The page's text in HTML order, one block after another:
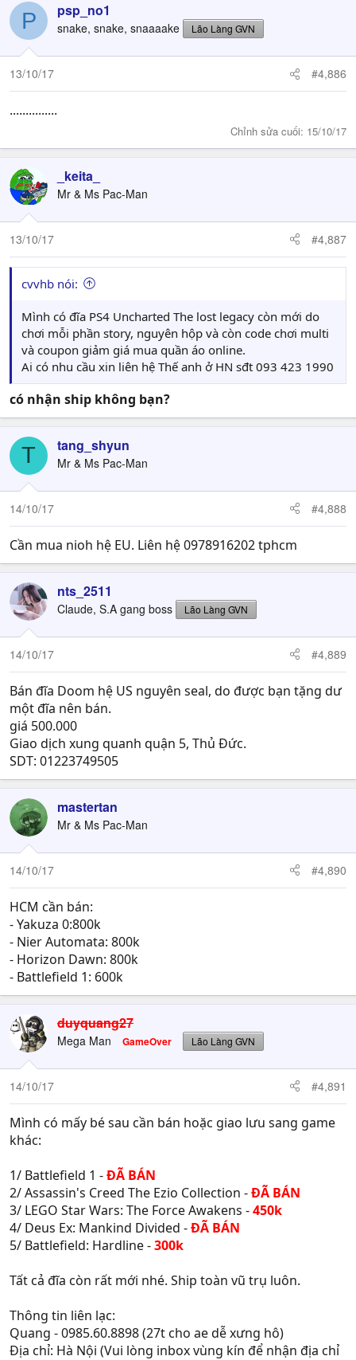
P psp_no1
snake, snake, snaaaake Lão Làng GVN
13/10/17 #4,886
...............
Chỉnh sửa cuối: 15/10/17
_keita_
Mr & Ms Pac-Man
13/10/17 #4,887
cvvhb nói:
Mình có đĩa PS4 Uncharted The lost legacy còn mới do
chơi mỗi phần story, nguyên hộp và còn code chơi multi
và coupon giảm giá mua quần áo online.
Ai có nhu cầu xin liên hệ Thế anh ở HN sđt 093 423 1990
có nhận ship không bạn?
T tang_shyun
Mr & Ms Pac-Man
14/10/17 #4,888
Cần mua nioh hệ EU. Liên hệ 0978916202 tphcm
nts_2511
Claude, S.A gang boss Lão Làng GVN
14/10/17 #4,889
Bán đĩa Doom hệ US nguyên seal, do được bạn tặng dư
một đĩa nên bán.
giá 500.000
Giao dịch xung quanh quận 5, Thủ Đức.
SDT: 01223749505
mastertan
Mr & Ms Pac-Man
14/10/17 #4,890
HCM cần bán:
- Yakuza 0:800k
- Nier Automata: 800k
- Horizon Dawn: 800k
- Battlefield 1: 600k
duyquang27
Mega Man GameOver Lão Làng GVN
14/10/17 #4,891
Mình có mấy bé sau cần bán hoặc giao lưu sang game
khác:
1/ Battlefield 1 -ĐÃ BÁN
2/ Assassin's Creed The Ezio Collection -ĐÃ BÁN
3/ LEGO Star Wars: The Force Awakens -450k
4/ Deus Ex: Mankind Divided -ĐÃ BÁN
5/ Battlefield: Hardline -300k
Tất cả đĩa còn rất mới nhé. Ship toàn vũ trụ luôn.
Thông tin liên lạc:
Quang - 0985.60.8898 (27t cho ae dễ xưng hô)
Địa chỉ: Hà Nội (Vui lòng inbox vùng kín để nhận địa chỉ